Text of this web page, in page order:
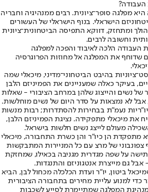
מפלגה סופר־ציונית. רבים ממנהיגיה וחבריה
הישראלי. בנוף הישראלי של העשורים
ומתחזק, דווקא התפיסה הביטחונית־ציונית
וחשובה לרבים.
הלכה לאיבוד והפכה למפלגה
שדוחף את המפלגה אל מחוזות הפרוגרסיה
בהיבט הביטחוני־מדיני, מיכאלי שמה
בעיקר כאלה שמעניינים את הפמיניזם הלבן
של נשים והייצוג שלהן במרחב הציבורי - שאלות
לא נמצאות על סדר היום של נשים מוחלשות.
נעמ״ת בבחירות להסתדרות; רבות מנשות
את מיכאלי מתפקידה. נציגת הפמיניזם הלבן,
מעולם לייצג נשים חלשות בישראל.
מתפקדת הן כיו״ר והן כשרת התחבורה, מיכאלי
של מרצ עם כל המניירות המתבקשות
על שפה מגדרית מגניבה בכאילו, שמחזקת
גם מייצרת אנטגוניזם והתנגדות.
ביטון, יו״ר ועדת הכלכלה מכחול לבן, הביא
למנוע עליית מחירים בתחבורה הציבורית
המפלגה שמתיימרת לסייע לשכבות